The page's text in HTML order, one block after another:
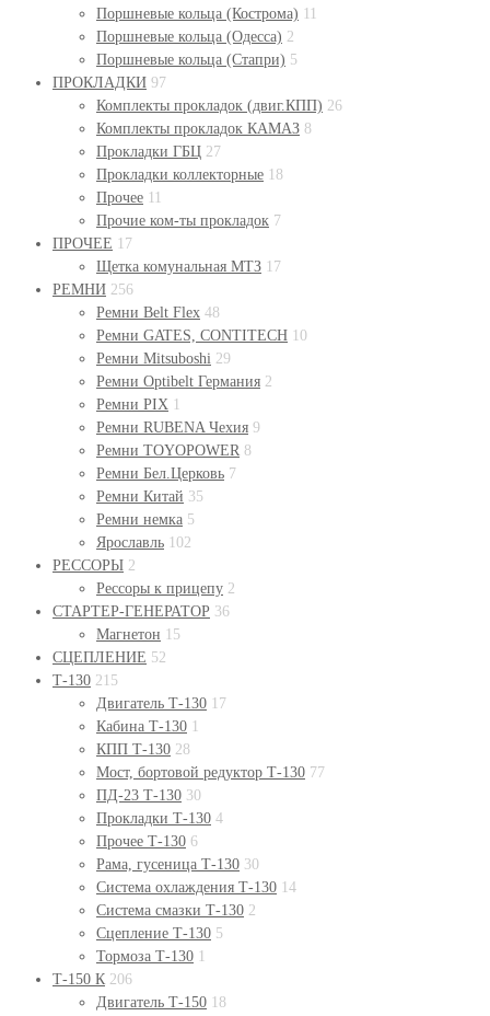
Поршневые кольца (Кострома) 11
Поршневые кольца (Одесса) 2
Поршневые кольца (Стапри) 5
ПРОКЛАДКИ 97
Комплекты прокладок (двиг.КПП) 26
Комплекты прокладок КАМАЗ 8
Прокладки ГБЦ 27
Прокладки коллекторные 18
Прочее 11
Прочие ком-ты прокладок 7
ПРОЧЕЕ 17
Щетка комунальная МТЗ 17
РЕМНИ 256
Ремни Belt Flex 48
Ремни GATES, CONTITECH 10
Ремни Mitsuboshi 29
Ремни Optibelt Германия 2
Ремни PIX 1
Ремни RUBENA Чехия 9
Ремни TOYOPOWER 8
Ремни Бел.Церковь 7
Ремни Китай 35
Ремни немка 5
Ярославль 102
РЕССОРЫ 2
Рессоры к прицепу 2
СТАРТЕР-ГЕНЕРАТОР 36
Магнетон 15
СЦЕПЛЕНИЕ 52
Т-130 215
Двигатель Т-130 17
Кабина Т-130 1
КПП Т-130 28
Мост, бортовой редуктор Т-130 77
ПД-23 Т-130 30
Прокладки Т-130 4
Прочее Т-130 6
Рама, гусеница Т-130 30
Система охлаждения Т-130 14
Система смазки Т-130 2
Сцепление Т-130 5
Тормоза Т-130 1
Т-150 К 206
Двигатель Т-150 18